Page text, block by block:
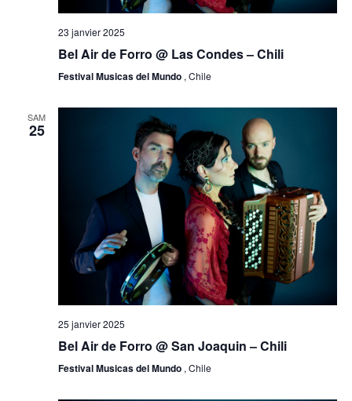
23 janvier 2025
Bel Air de Forro @ Las Condes – Chili
Festival Musicas del Mundo , Chile
SAM
25
25 janvier 2025
Bel Air de Forro @ San Joaquin – Chili
Festival Musicas del Mundo , Chile